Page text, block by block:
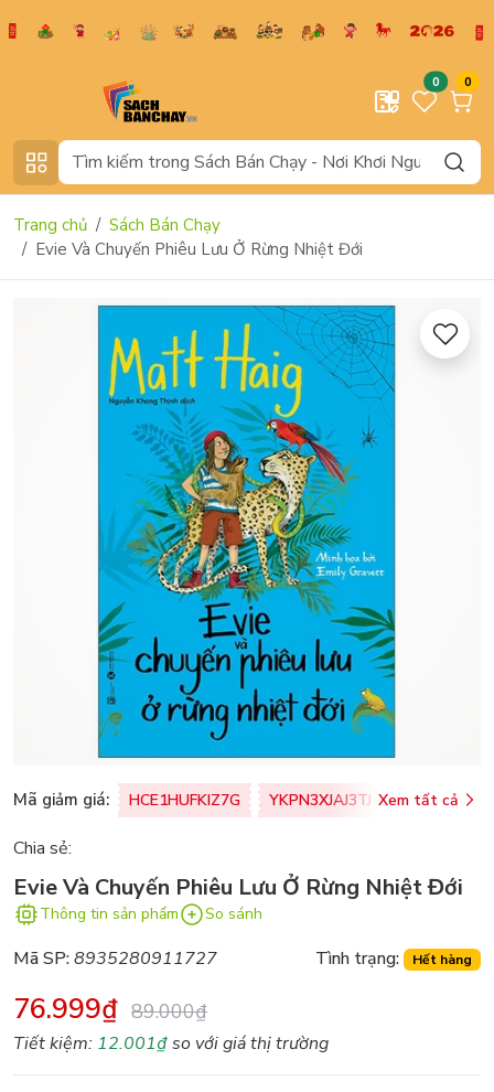
0 0
Trang chủ
Sách Bán Chạy
Evie Và Chuyến Phiêu Lưu Ở Rừng Nhiệt Đới
Mã giảm giá: HCE1HUFKIZ7G YKPN3XJAJ3TJ Xem tất cả
Chia sẻ:
Evie Và Chuyến Phiêu Lưu Ở Rừng Nhiệt Đới
Thông tin sản phẩm So sánh
Mã SP:8935280911727 Tình trạng: Hết hàng
76.999₫ 89.000₫
Tiết kiệm: 12.001₫so với giá thị trường